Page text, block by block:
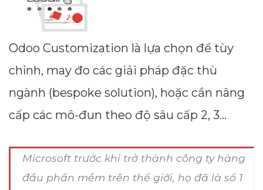
Odoo Customization là lựa chọn để tùy
chỉnh, may đo các giải pháp đặc thù
ngành (bespoke solution), hoặc cần nâng
cấp các mô-đun theo độ sâu cấp 2, 3...
Microsoft trước khi trở thành công ty hàng
đầu phần mềm trên thế giới, họ đã là số 1
Average CTR